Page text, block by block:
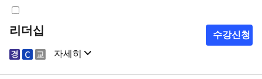
리더십
자세히
샘플강의 강의계획서
수강신청